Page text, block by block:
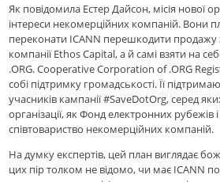
Як повідомила Естер Дайсон, місія нової
інтереси некомерційних компаній. Вони
переконати ICANN перешкодити продажу
компанії Ethos Capital, а й самі взяти на
.ORG. Cooperative Corporation of .ORG
собі підтримку громадськості. Її
учасників кампанії #SaveDotOrg, серед
організації, як Фонд електронних рубежів
співтовариство некомерційних компаній.
На думку експертів, цей план виглядає
цих пір толком не відомо, чи має ICANN